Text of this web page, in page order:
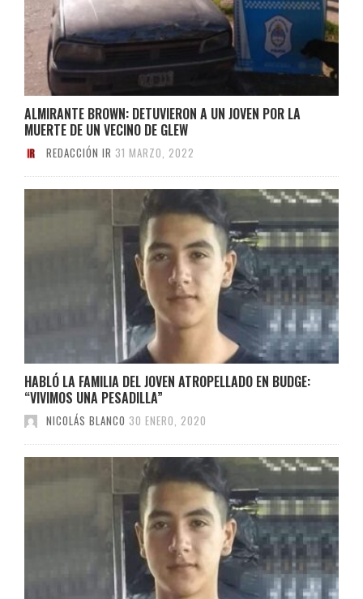
ALMIRANTE BROWN: DETUVIERON A UN JOVEN POR LA
MUERTE DE UN VECINO DE GLEW
REDACCIÓN IR 31 MARZO, 2022
HABLÓ LA FAMILIA DEL JOVEN ATROPELLADO EN BUDGE:
“VIVIMOS UNA PESADILLA”
NICOLÁS BLANCO 30 ENERO, 2020